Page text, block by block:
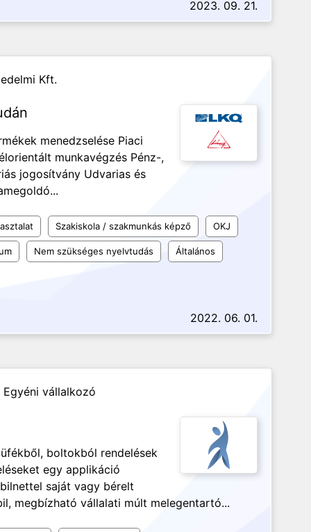
2023. 09. 21.
Kft.
menedzselése Piaci
munkavégzés Pénz-,
jogosítvány Udvarias és
Szakiskola / szakmunkás képző OKJ
Nem szükséges nyelvtudás Általános
2022. 06. 01.
Egyéni vállalkozó
boltokból rendelések
egy applikáció
saját vagy bérelt
megbízható vállalati múlt melegentartó...